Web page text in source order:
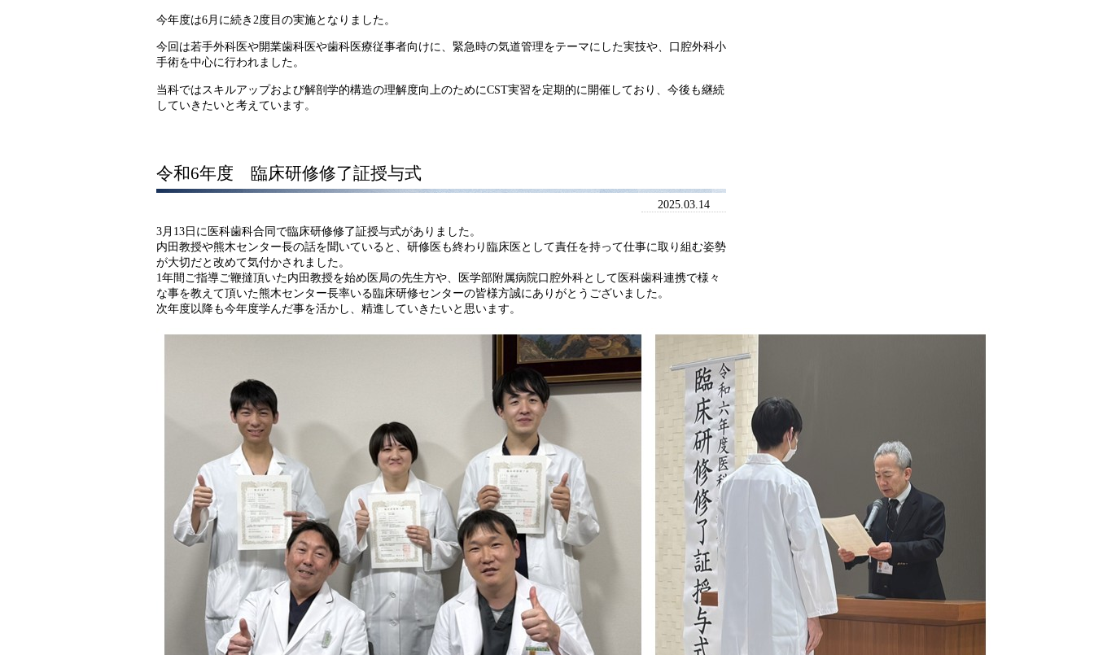
今年度は6月に続き2度目の実施となりました。
今回は若手外科医や開業歯科医や歯科医療従事者向けに、緊急時の気道管理をテーマにした実技や、口腔外科小
手術を中心に行われました。
当科ではスキルアップおよび解剖学的構造の理解度向上のためにCST実習を定期的に開催しており、今後も継続
していきたいと考えています。
令和6年度 臨床研修修了証授与式
2025.03.14
3月13日に医科歯科合同で臨床研修修了証授与式がありました。
内田教授や熊木センター長の話を聞いていると、研修医も終わり臨床医として責任を持って仕事に取り組む姿勢
が大切だと改めて気付かされました。
1年間ご指導ご鞭撻頂いた内田教授を始め医局の先生方や、医学部附属病院口腔外科として医科歯科連携で様々
な事を教えて頂いた熊木センター長率いる臨床研修センターの皆様方誠にありがとうございました。
次年度以降も今年度学んだ事を活かし、精進していきたいと思います。